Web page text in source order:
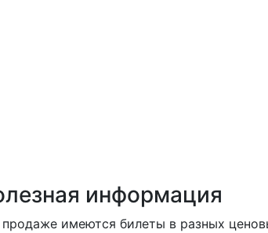
информация
имеются билеты в разных